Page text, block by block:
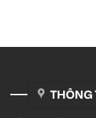
THÔNG